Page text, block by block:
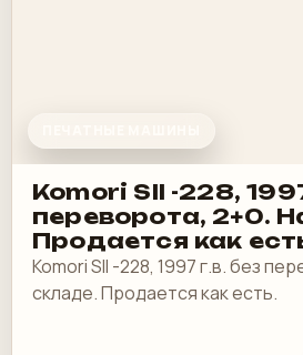
Komori SII -228,
переворота, 2+0.
Продается как
Komori SII -228, 1997 г.в. без
складе. Продается как есть.